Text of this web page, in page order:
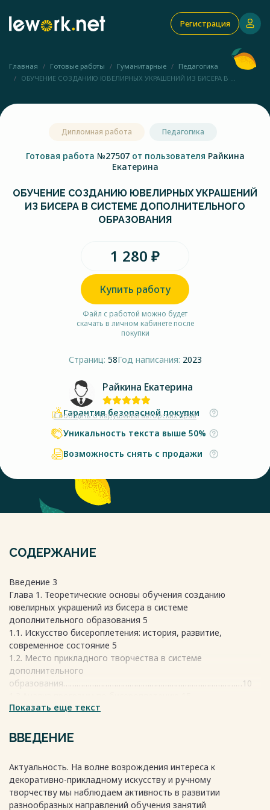
Регистрация
Главная Готовые работы Гуманитарные
Педагогика
ОБУЧЕНИЕ СОЗДАНИЮ ЮВЕЛИРНЫХ УКРАШЕНИЙ ИЗ БИСЕРА В ...
Дипломная работа Педагогика
Готовая работа №27507 от пользователя Райкина
Екатерина
ОБУЧЕНИЕ СОЗДАНИЮ ЮВЕЛИРНЫХ УКРАШЕНИЙ
ИЗ БИСЕРА В СИСТЕМЕ ДОПОЛНИТЕЛЬНОГО
ОБРАЗОВАНИЯ
1 280 ₽
Купить работу
Файл с работой можно будет
скачать в личном кабинете после
покупки
Страниц: 58Год написания: 2023
Райкина Екатерина
Сообщить о нарушении авторских прав
Гарантия безопасной покупки
Уникальность текста выше 50%
Возможность снять с продажи
СОДЕРЖАНИЕ
Введение 3
Глава 1. Теоретические основы обучения созданию
ювелирных украшений из бисера в системе
дополнительного образования 5
1.1. Искусство бисероплетения: история, развитие,
современное состояние 5
1.2. Место прикладного творчества в системе
дополнительного
образования………………………………………………………………………10
Вывод к Главе 1………………………………………………………………….19
ювелирных украшений из бисера в системе
дополнительного образования 20
занятиям бисероплетением 20
2.2. Разработка программы обучения созданию ювелирных
украшений из бисера в системе дополнительного
Показать еще текст
ВВЕДЕНИЕ
Актуальность. На волне возрождения интереса к
декоративно-прикладному искусству и ручному
творчеству мы наблюдаем активность в развитии
разнообразных направлений обучения занятий